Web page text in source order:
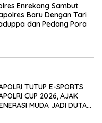
Enrekang Sambut
Baru Dengan Tari
dan Pedang Pora
TUTUP E-SPORTS
CUP 2026, AJAK
MUDA JADI DUTA